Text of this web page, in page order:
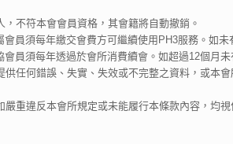
，不符本會會員資格，其會籍將自動撤銷。
會員須每年繳交會費方可繼續使用PH3服務。如
會員須每年透過於會所消費續會。如超過12個月
供任何錯誤、失實、失效或不完整之資料，或本
嚴重違反本會所規定或未能履行本條款內容，均